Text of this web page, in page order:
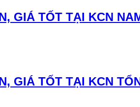
GIÁ TỐT TẠI KCN
GIÁ TỐT TẠI KCN